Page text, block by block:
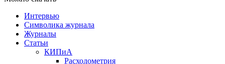
Интервью
Символика журнала
Журналы
Статьи
КИПиА
Расходометрия